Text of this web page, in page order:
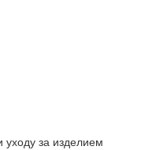
за изделием